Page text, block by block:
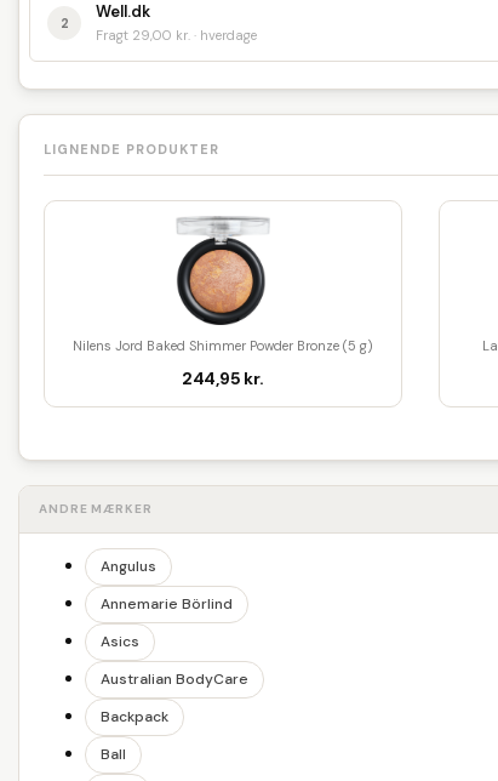
2
Well.dk
Fragt 29,00 kr. · hverdage
LIGNENDE PRODUKTER
Nilens Jord Baked Shimmer Powder Bronze (5 g)
244,95 kr.
ANDRE MÆRKER
Angulus
Annemarie Börlind
Asics
Australian BodyCare
Backpack
Ball